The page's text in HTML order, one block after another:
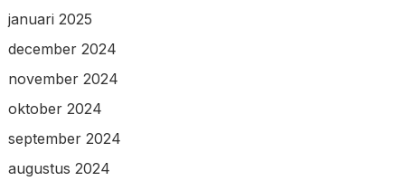
januari 2025
december 2024
november 2024
oktober 2024
september 2024
augustus 2024